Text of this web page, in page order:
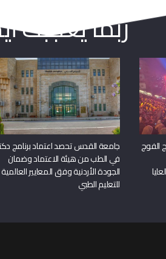
ربما يعجبك
الفوج
جامعة القدس تحصد اعتماد برنامج
في الطب من هيئة الاعتماد وضمان
الجودة الأردنية وفق المعايير العالمية
للتعليم الطبي